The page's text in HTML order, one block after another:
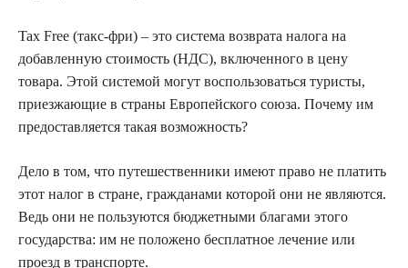
Tax Free (такс-фри) – это система возврата налога на
добавленную стоимость (НДС), включенного в цену
товара. Этой системой могут воспользоваться туристы,
приезжающие в страны Европейского союза. Почему им
предоставляется такая возможность?
Дело в том, что путешественники имеют право не платить
этот налог в стране, гражданами которой они не являются.
Ведь они не пользуются бюджетными благами этого
государства: им не положено бесплатное лечение или
проезд в транспорте.